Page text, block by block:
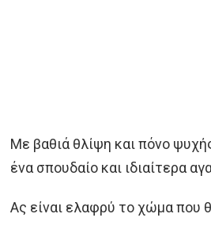
Με βαθιά θλίψη και πόνο
ένα σπουδαίο και ιδιαίτερα
Ας είναι ελαφρύ το χώμα που